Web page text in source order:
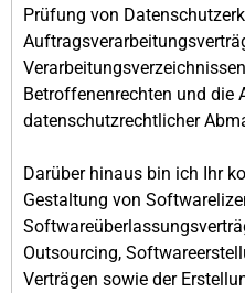
Prüfung von
Betroffenenrechten und die
datenschutzrechtlicher
Darüber hinaus bin ich Ihr
Gestaltung von
Outsourcing,
Verträgen sowie der